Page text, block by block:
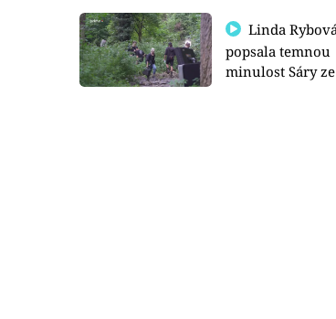
Linda Rybová
popsala temnou
minulost Sáry ze